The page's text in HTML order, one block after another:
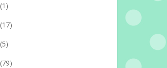
(1)
(17)
(5)
(79)